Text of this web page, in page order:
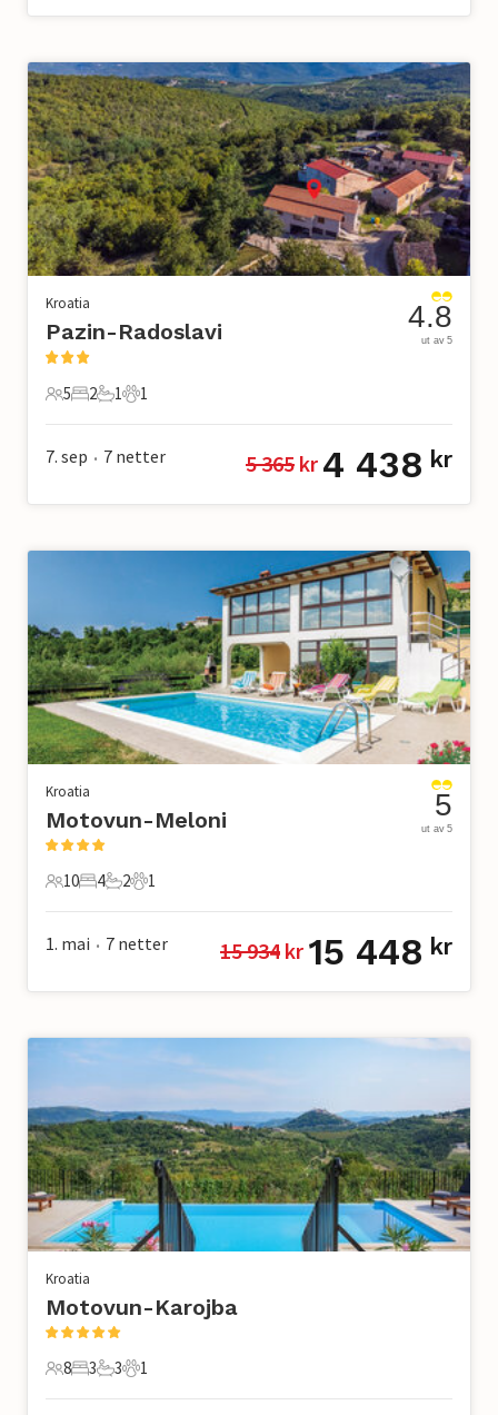
Kroatia
Pazin-Radoslavi
5 Gjester
5
2 Soverom
2
1 Bad
1
1 Kjæledyr
1
4.8
ut av 5
7. sep • 7 netter 5 365 kr 4 438 kr
Kroatia
Motovun-Meloni
10 Gjester
10
4 Soverom
4
2 Bad
2
1 Kjæledyr
1
5
ut av 5
1. mai • 7 netter 15 934 kr 15 448 kr
Kroatia
Motovun-Karojba
8 Gjester
8
3 Soverom
3
3 Bad
3
1 Kjæledyr
1